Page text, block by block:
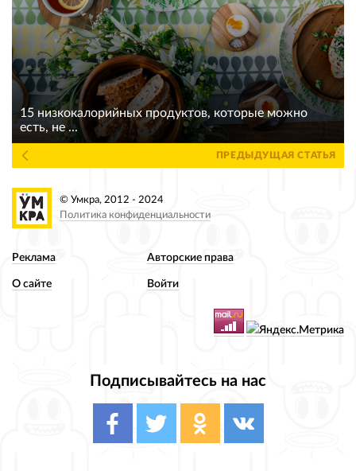
15 низкокалорийных продуктов, которые можно
есть, не ...
ПРЕДЫДУЩАЯ СТАТЬЯ
Реклама Авторские права
О сайте Войти
Подписывайтесь на нас
© Умкра, 2012 - 2024
Политика конфиденциальности